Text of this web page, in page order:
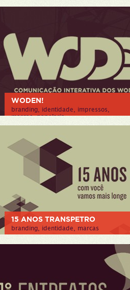
> VER PROJETO
WODEN!
branding, identidade, impressos,
marcas, papelaria
> VER PROJETO
15 ANOS TRANSPETRO
branding, identidade, marcas